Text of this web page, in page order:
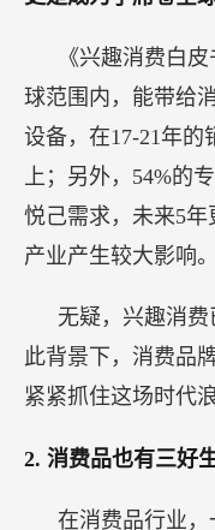
《兴趣消费白
球范围内，能带给
设备，在17-21年的
上；另外，54%的
悦己需求，未来5
产业产生较大影响。
无疑，兴趣消
此背景下，消费品
紧紧抓住这场时代
2. 消费品也有三好
在消费品行业